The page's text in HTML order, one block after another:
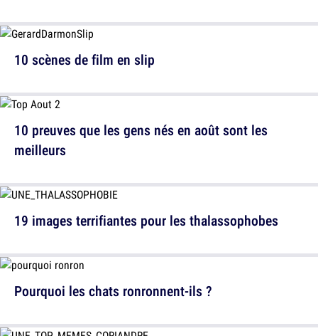
10 scènes de film en slip
19 images terrifiantes pour les thalassophobes
10 preuves que les gens nés en août sont les
meilleurs
Pourquoi les chats ronronnent-ils ?